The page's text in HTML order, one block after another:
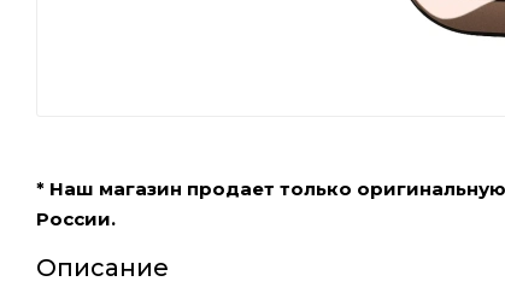
* Наш магазин продает только
России.
Описание